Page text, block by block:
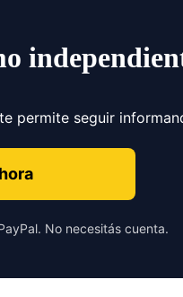
permite seguir
No necesitás cuenta.